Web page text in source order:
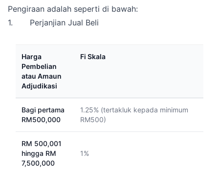
Pengiraan adalah seperti di bawah:
1. Perjanjian Jual Beli
Harga
Pembelian
atau Amaun
Adjudikasi
Fi Skala
Bagi pertama
RM500,000
1.25% (tertakluk kepada minimum
RM500)
RM 500,001
hingga RM
7,500,000
1%